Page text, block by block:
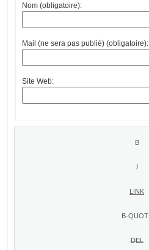
Nom (obligatoire):
Mail (ne sera pas publié) (obligatoire):
Site Web: